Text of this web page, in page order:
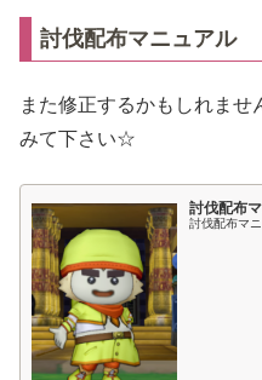
討伐配布マニュアル
また修正するかもしれま
みて下さい☆
討伐配布
討伐配布マ